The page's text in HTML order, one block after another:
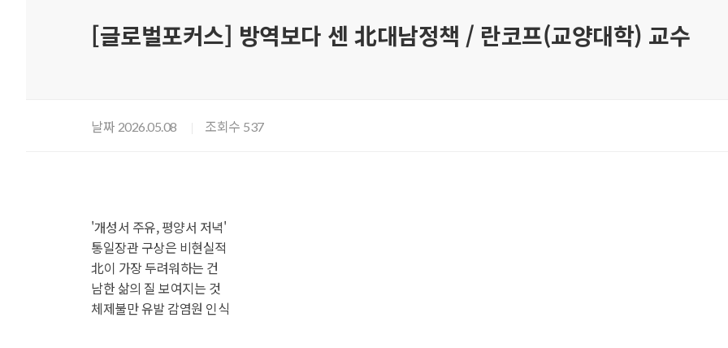
[글로벌포커스] 방역보다 센 北대남정책 / 란코프(교양대학) 교수
날짜 2026.05.08 조회수 537
'개성서 주유, 평양서 저녁'
통일장관 구상은 비현실적
北이 가장 두려워하는 건
남한 삶의 질 보여지는 것
체제불만 유발 감염원 인식